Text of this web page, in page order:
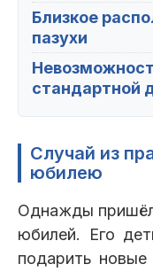
Близкое
пазухи
стандартной
Случай из
юбилею
Однажды
юбилей. Его
подарить